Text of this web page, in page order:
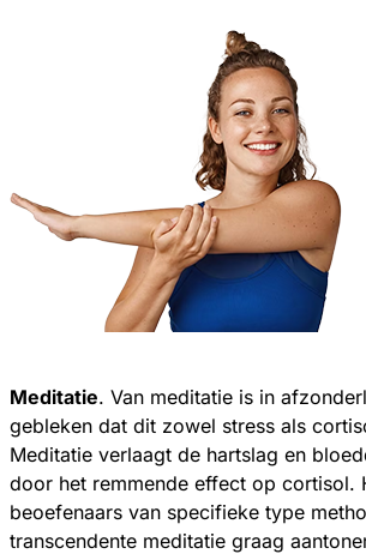
Meditatie. Van meditatie is in
gebleken dat dit zowel stress als
Meditatie verlaagt de hartslag en
door het remmende effect op cortisol.
beoefenaars van specifieke type
transcendente meditatie graag